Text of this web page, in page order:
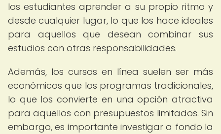
los estudiantes aprender a su propio ritmo y
desde cualquier lugar, lo que los hace ideales
para aquellos que desean combinar sus
estudios con otras responsabilidades.
Además, los cursos en línea suelen ser más
económicos que los programas tradicionales,
lo que los convierte en una opción atractiva
para aquellos con presupuestos limitados. Sin
embargo, es importante investigar a fondo la